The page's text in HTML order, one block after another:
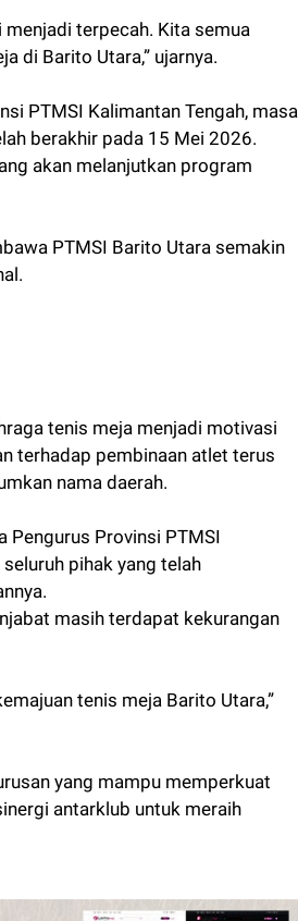
terpecah. Kita semua
di Barito Utara,” ujarnya.
PTMSI Kalimantan Tengah, masa
berakhir pada 15 Mei 2026.
akan melanjutkan program
PTMSI Barito Utara semakin
tenis meja menjadi motivasi
terhadap pembinaan atlet terus
nama daerah.
Pengurus Provinsi PTMSI
pihak yang telah
masih terdapat kekurangan
tenis meja Barito Utara,”
yang mampu memperkuat
antarklub untuk meraih